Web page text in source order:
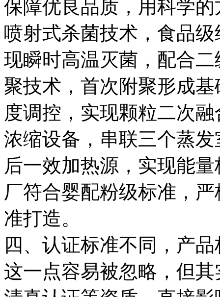
保障优良品质，用科学
喷射式杀菌技术，食品
现瞬时高温灭菌，配合
聚技术，首次附聚形成
度调控，实现颗粒二次
浓缩设备，串联三个蒸
后一效加热源，实现能
厂符合婴配粉级标准，
准打造。
四、认证标准不同，产
这一点容易被忽略，但